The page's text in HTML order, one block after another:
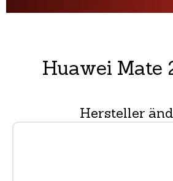
Huawei Mate
Hersteller